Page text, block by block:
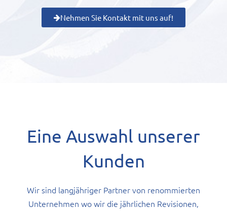
Nehmen Sie Kontakt mit uns auf!
Eine Auswahl unserer
Kunden
Wir sind langjähriger Partner von renommierten
Unternehmen wo wir die jährlichen Revisionen,